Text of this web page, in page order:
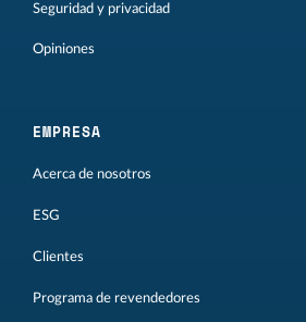
Seguridad y privacidad
Opiniones
EMPRESA
Acerca de nosotros
ESG
Clientes
Programa de revendedores